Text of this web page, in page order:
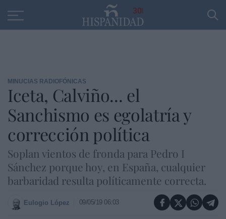
30
MINUCIAS RADIOFÓNICAS
Iceta, Calviño... el
Sanchismo es egolatría y
corrección política
Soplan vientos de fronda para Pedro I
Sánchez porque hoy, en España, cualquier
barbaridad resulta políticamente correcta.
Eulogio López 09/05/19 06:03